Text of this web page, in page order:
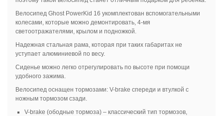
Велосипед Ghost PowerKid 16 укомплектован вспомогательными
колесами, которые можно демонтировать, 4-мя
светоотражателями, крылом и подножкой.
Надежная стальная рама, которая при таких габаритах не
уступает алюминиевой по весу.
Сиденье можно легко отрегулировать по высоте при помощи
удобного зажима.
Велосипед оснащен тормозами: V-brake спереди и втулкой с
ножным тормозом сзади.
V-brake (ободные тормоза) – классический тип тормозов,